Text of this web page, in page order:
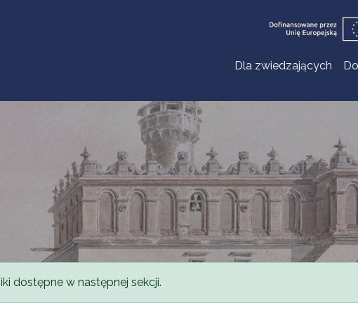
Dla zwiedzających
dostępne w następnej sekcji.